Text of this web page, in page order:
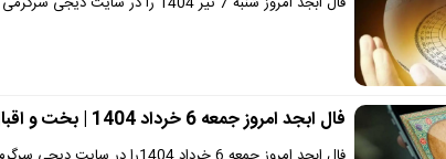
فال ابجد امروز جمعه 6 خرداد 1404 | بخت و اقبال با شما یار است